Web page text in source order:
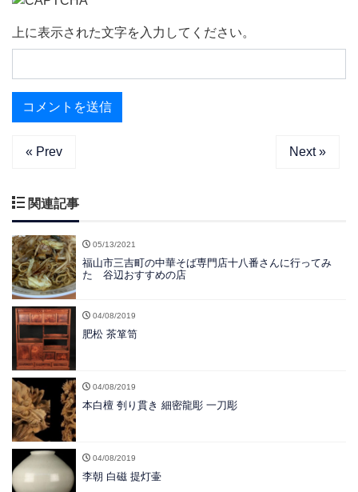
上に表示された文字を入力してください。
« Prev Next »
関連記事
05/13/2021
福山市三吉町の中華そば専門店十八番さんに行ってみ
た 谷辺おすすめの店
04/08/2019
肥松 茶箪笥
04/08/2019
本白檀 刳り貫き 細密龍彫 一刀彫
04/08/2019
李朝 白磁 提灯壷